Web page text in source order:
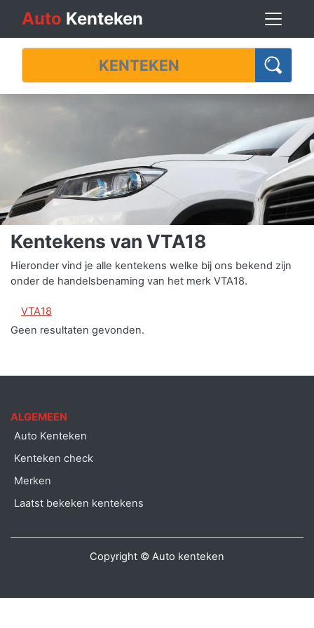
Auto Kenteken
Kentekens van VTA18
Hieronder vind je alle kentekens welke bij ons bekend zijn
onder de handelsbenaming van het merk VTA18.
VTA18
Geen resultaten gevonden.
ALGEMEEN
Auto Kenteken
Kenteken check
Merken
Laatst bekeken kentekens
Copyright © Auto kenteken